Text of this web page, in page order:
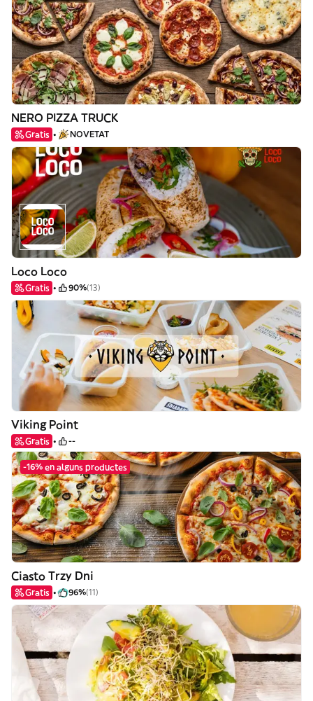
NERO PIZZA TRUCK
Gratis NOVETAT
Loco Loco
Gratis 90%(13)
Viking Point
Gratis --
-16% en alguns productes
Ciasto Trzy Dni
Gratis 96%(11)